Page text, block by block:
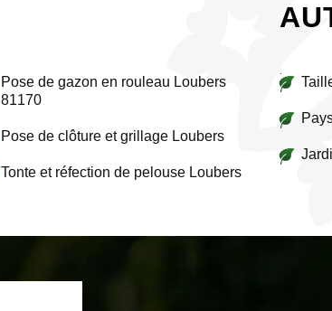
Pose de gazon en rouleau Loubers
81170
Pose de clôture et grillage Loubers
Tonte et réfection de pelouse Loubers